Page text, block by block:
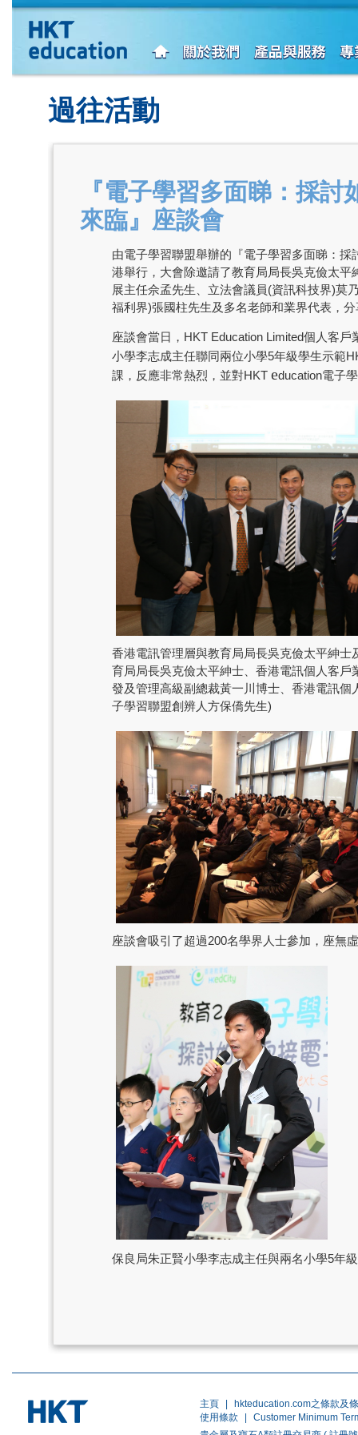
過往活動
『電子學習多面睇：採
來臨』座談會
由電子學習聯盟舉辦的『電子學習多面睇：
港舉行，大會除邀請了教育局局長吳克儉太
展主任佘孟先生、立法會議員(資訊科技界)莫
福利界)張國柱先生及多名老師和業界代表，
座談會當日，HKT Education Limited個人客
小學李志成主任聯同兩位小學5年級學生示範
課，反應非常熱烈，並對HKT education電子
香港電訊管理層與教育局局長吳克儉太平紳
育局局長吳克儉太平紳士、香港電訊個人客
發及管理高級副總裁黃一川博士、香港電訊
子學習聯盟創辨人方保僑先生)
座談會吸引了超過200名學界人士參加，座無
保良局朱正賢小學李志成主任與兩名小學5年
主頁
hkteducation.com之條款及
使用條款
Customer Minimum